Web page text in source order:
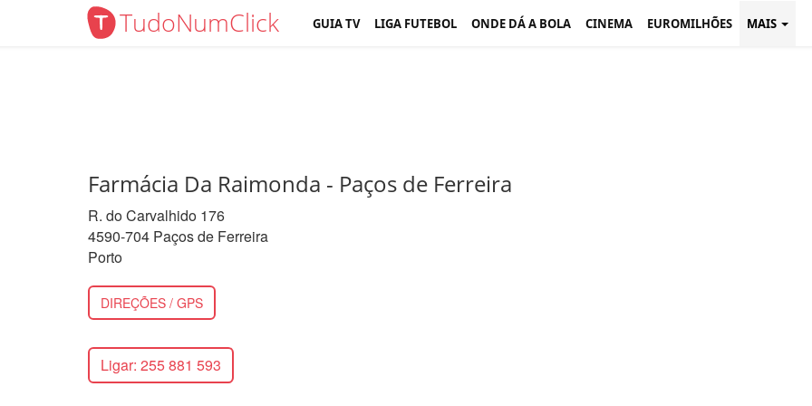
TudoNumClick GUIA TV LIGA FUTEBOL ONDE DÁ A BOLA CINEMA EUROMILHÕES MAIS
Farmácia Da Raimonda - Paços de Ferreira
R. do Carvalhido 176
4590-704 Paços de Ferreira
Porto
DIREÇÕES / GPS
Ligar: 255 881 593